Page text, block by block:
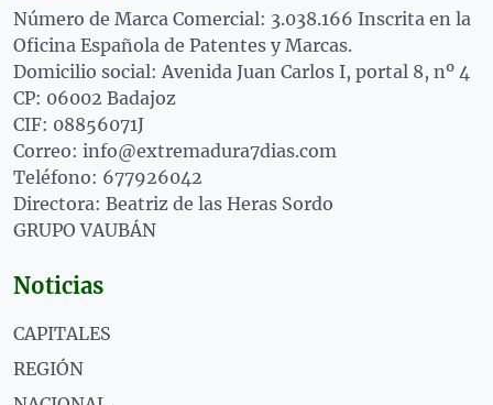
Número de Marca Comercial: 3.038.166 Inscrita en la
Oficina Española de Patentes y Marcas.
Domicilio social: Avenida Juan Carlos I, portal 8, nº 4
CP: 06002 Badajoz
CIF: 08856071J
Correo: info@extremadura7dias.com
Teléfono: 677926042
Directora: Beatriz de las Heras Sordo
GRUPO VAUBÁN
Noticias
CAPITALES
REGIÓN